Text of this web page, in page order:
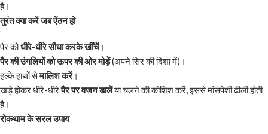
है।
तुरंत क्या करें जब ऐंठन हो
पैर कोधीरे-धीरे सीधा करके खींचें।
पैर की उंगलियों को ऊपर की ओर मोड़ें(अपने सिर की दिशा में)।
हल्के हाथों सेमालिश करें।
खड़े होकर धीरे-धीरेपैर पर वजन डालेंया चलने की कोशिश करें, इससे मांसपेशी ढीली होती
है।
रोकथाम के सरल उपाय